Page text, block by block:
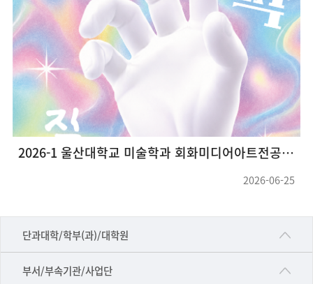
2026-1 울산대학교 미술학과 회화미디어아트전공 대학원 그룹전<호작질>
2026-06-25
단과대학/학부(과)/대학원
■인문대학
▷국어국문학부
부서/부속기관/사업단
공동기기센터